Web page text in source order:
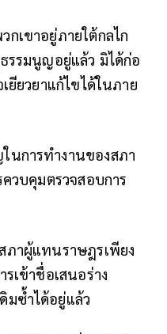
เขาอยู่ภายใต้กลไก
รรมนูญอยู่แล้ว มิได้ก่อ
ยียวยาแก้ไขได้ในภาย
นการทำงานของสภา
วบคุมตรวจสอบการ
ภาผู้แทนราษฎรเพียง
เข้าชื่อเสนอร่าง
ซ้ำได้อยู่แล้ว